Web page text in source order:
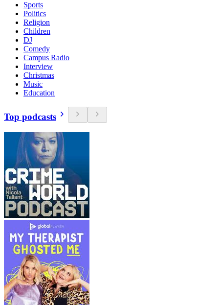
Sports
Politics
Religion
Children
DJ
Comedy
Campus Radio
Interview
Christmas
Music
Education
Top podcasts